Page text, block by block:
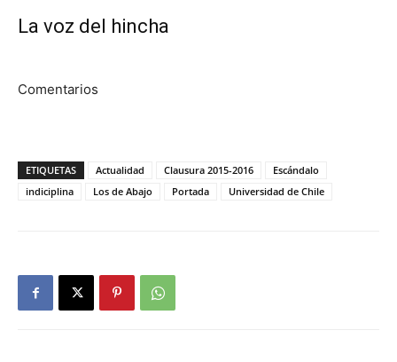
La voz del hincha
Comentarios
ETIQUETAS Actualidad Clausura 2015-2016
Escándalo
indiciplina
Los de Abajo Portada Universidad de Chile